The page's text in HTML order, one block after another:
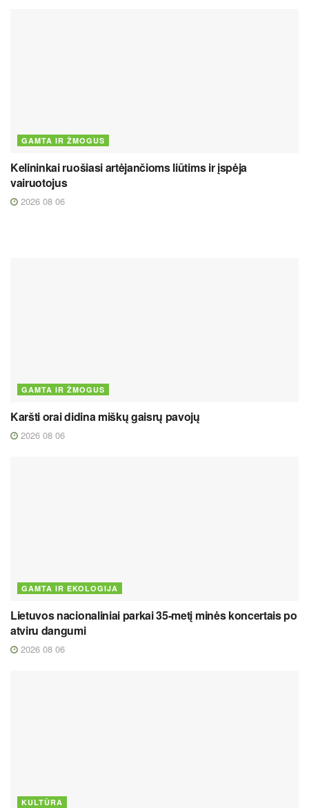
GAMTA IR ŽMOGUS
Kelininkai ruošiasi artėjančioms liūtims ir įspėja
vairuotojus
2026 08 06
GAMTA IR ŽMOGUS
Karšti orai didina miškų gaisrų pavojų
2026 08 06
GAMTA IR EKOLOGIJA
Lietuvos nacionaliniai parkai 35-metį minės koncertais po
atviru dangumi
2026 08 06
KULTŪRA